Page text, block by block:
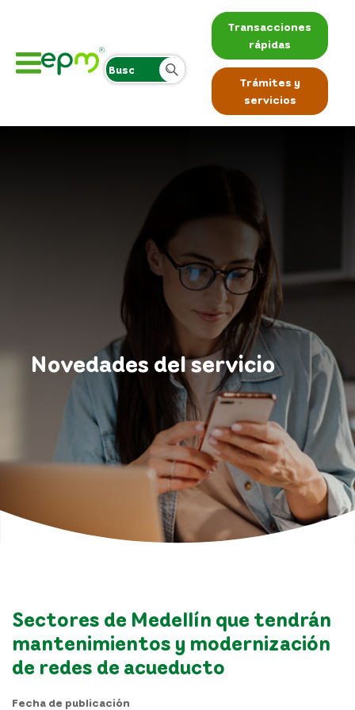
Transacciones
rápidas
Trámites y
servicios
Novedades del servicio
Sectores de Medellín que tendrán
mantenimientos y modernización
de redes de acueducto
Fecha de publicación